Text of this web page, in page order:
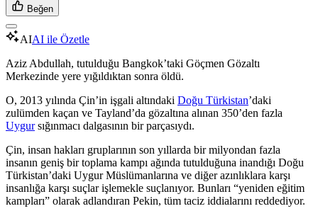
Beğen
AIAI ile Özetle
Aziz Abdullah, tutulduğu Bangkok’taki Göçmen Gözaltı
Merkezinde yere yığıldıktan sonra öldü.
O, 2013 yılında Çin’in işgali altındaki Doğu Türkistan’daki
zulümden kaçan ve Tayland’da gözaltına alınan 350’den fazla
Uygursığınmacı dalgasının bir parçasıydı.
Çin, insan hakları gruplarının son yıllarda bir milyondan fazla
insanın geniş bir toplama kampı ağında tutulduğuna inandığı Doğu
Türkistan’daki Uygur Müslümanlarına ve diğer azınlıklara karşı
insanlığa karşı suçlar işlemekle suçlanıyor. Bunları “yeniden eğitim
kampları” olarak adlandıran Pekin, tüm taciz iddialarını reddediyor.